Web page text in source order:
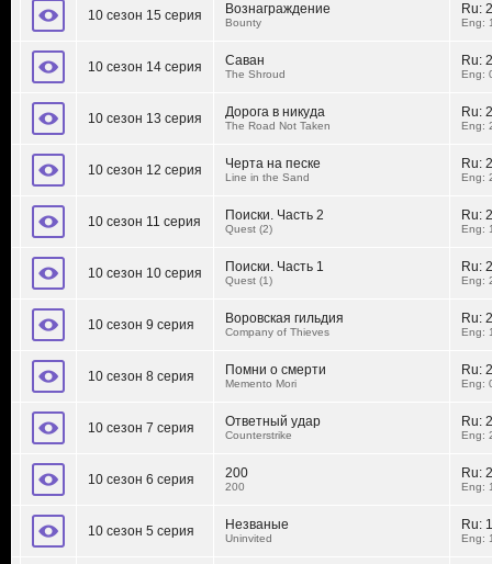
10 сезон 15 серия Вознаграждение
Bounty
Ru:
Eng:
10 сезон 14 серия Саван
The Shroud
Ru:
Eng:
10 сезон 13 серия Дорога в никуда
The Road Not Taken
Ru:
Eng:
10 сезон 12 серия Черта на песке
Line in the Sand
Ru:
Eng:
10 сезон 11 серия Поиски. Часть 2
Quest (2)
Ru:
Eng:
10 сезон 10 серия Поиски. Часть 1
Quest (1)
Ru:
Eng:
10 сезон 9 серия Воровская гильдия
Company of Thieves
Ru:
Eng:
10 сезон 8 серия Помни о смерти
Memento Mori
Ru:
Eng:
10 сезон 7 серия Ответный удар
Counterstrike
Ru:
Eng:
10 сезон 6 серия 200
200
Ru:
Eng:
10 сезон 5 серия Незваные
Uninvited
Ru:
Eng: